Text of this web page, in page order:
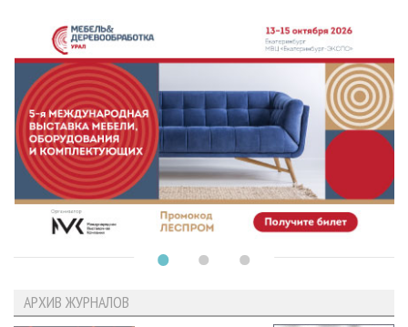
АРХИВ ЖУРНАЛОВ